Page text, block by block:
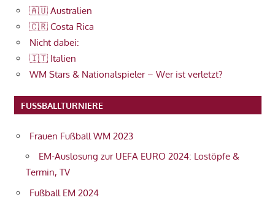
🇦🇺 Australien
🇨🇷 Costa Rica
Nicht dabei:
🇮🇹 Italien
WM Stars & Nationalspieler – Wer ist verletzt?
FUSSBALLTURNIERE
Frauen Fußball WM 2023
EM-Auslosung zur UEFA EURO 2024: Lostöpfe &
Termin, TV
Fußball EM 2024